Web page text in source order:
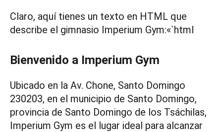
Claro, aquí tienes un texto en HTML que
describe el gimnasio Imperium Gym:«`html
Bienvenido a Imperium Gym
Ubicado en la Av. Chone, Santo Domingo
230203, en el municipio de Santo Domingo,
provincia de Santo Domingo de los Tsáchilas,
Imperium Gym es el lugar ideal para alcanzar